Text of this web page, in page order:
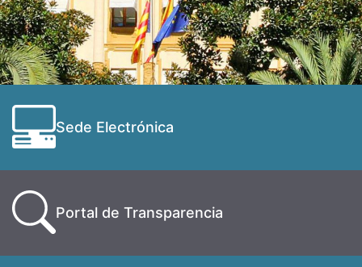
Sede Electrónica
Portal de Transparencia